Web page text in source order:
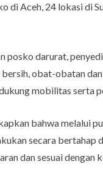
di Aceh, 24 lokasi di
posko darurat,
obat-obatan
mobilitas serta
bahwa melalui
secara
dan sesuai dengan